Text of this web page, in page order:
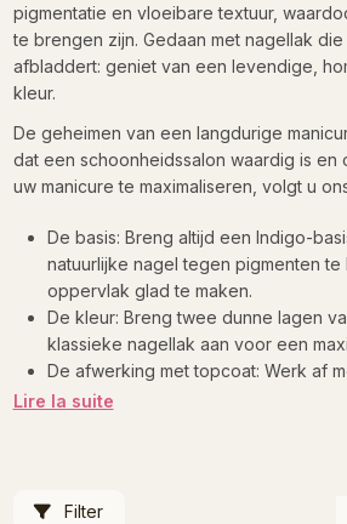
pigmentatie en vloeibare textuur,
te brengen zijn. Gedaan met nagellak
afbladdert: geniet van een levendige,
kleur.
De geheimen van een langdurige
dat een schoonheidssalon waardig is en
uw manicure te maximaliseren, volgt u
De basis: Breng altijd een Indigo-
natuurlijke nagel tegen pigmenten
oppervlak glad te maken.
De kleur: Breng twee dunne lagen
klassieke nagellak aan voor een
De afwerking met topcoat: Werk af
om de kleur te fixeren, een
Lire la suite
Filter